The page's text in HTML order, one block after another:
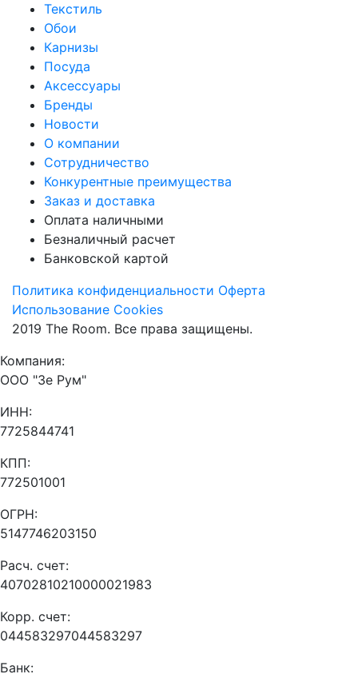
Текстиль
Обои
Карнизы
Посуда
Аксессуары
Бренды
Новости
О компании
Сотрудничество
Конкурентные преимущества
Заказ и доставка
Оплата наличными
Безналичный расчет
Банковской картой
Политика конфиденциальности Оферта
Использование Cookies
2019 The Room. Все права защищены.
Компания:
ООО "Зе Рум"
ИНН:
7725844741
КПП:
772501001
ОГРН:
5147746203150
Расч. счет:
40702810210000021983
Корр. счет:
044583297044583297
Банк: